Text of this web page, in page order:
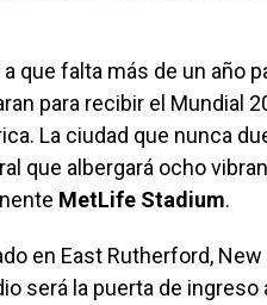
que falta más de un año
para recibir el Mundial
La ciudad que nunca
que albergará ocho
MetLife Stadium.
en East Rutherford,
será la puerta de